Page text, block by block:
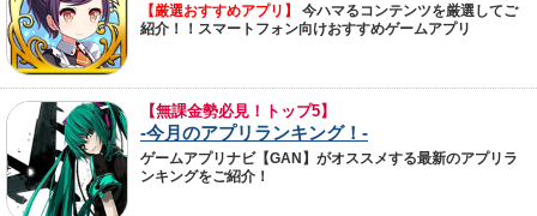
【厳選おすすめアプリ】
今ハマるコンテンツを厳選してご
紹介！！スマートフォン向けおすすめゲームアプリ
【無課金勢必見！トップ5】
-今月のアプリランキング！-
ゲームアプリナビ【GAN】がオススメする最新のアプリラ
ンキングをご紹介！